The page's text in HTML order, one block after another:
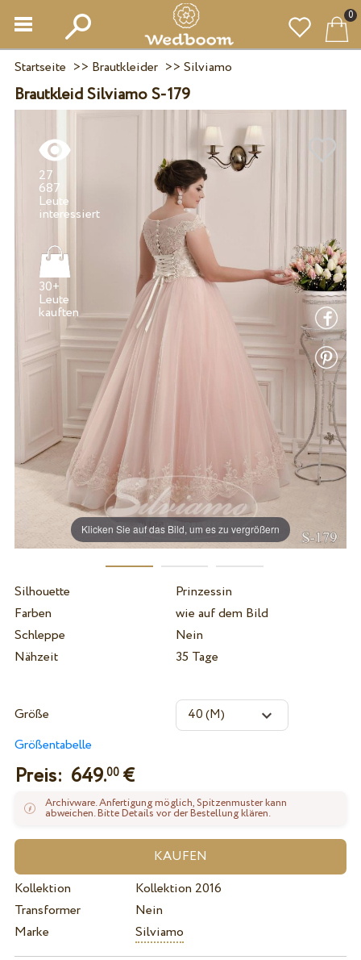
0
Startseite >> Brautkleider>> Silviamo
Brautkleid Silviamo S-179
Klicken Sie auf das Bild, um es zu vergrößern
27
687
Leute
30+
Leute
Silhouette
Prinzessin
Farben
wie auf dem Bild
Schleppe
Nein
Nähzeit
35 Tage
Größe
Größentabelle
Preis: 649.00€
Archivware. Anfertigung möglich, Spitzenmuster kann
abweichen. Bitte Details vor der Bestellung klären.
Kollektion
Kollektion 2016
Transformer
Nein
Marke
Silviamo